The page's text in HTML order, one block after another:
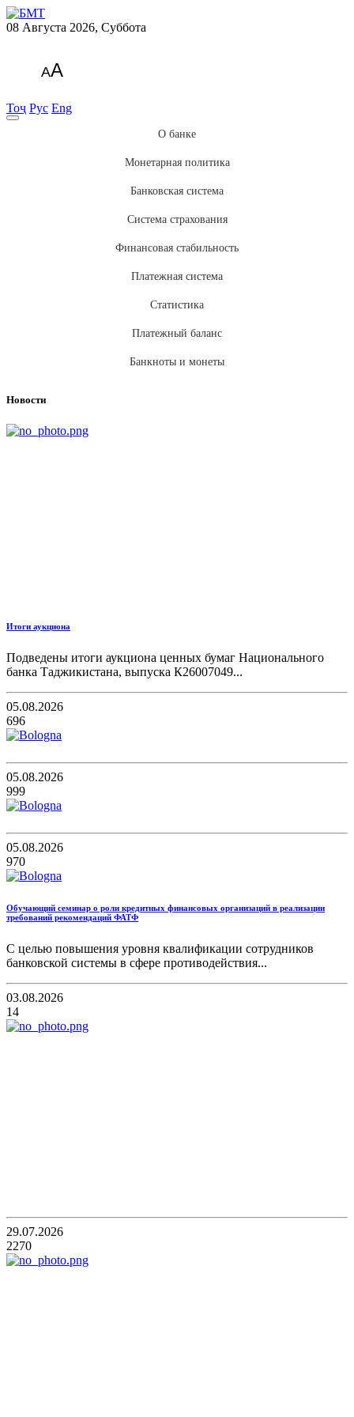
08 Августа 2026, Суббота
AA
Тоҷ Рус Eng
О банке
Монетарная политика
Банковская система
Система страхования
Финансовая стабильность
Платежная система
Статистика
Платежный баланс
Банкноты и монеты
Новости
Итоги аукциона
Подведены итоги аукциона ценных бумаг Национального
банка Таджикистана, выпуска К26007049...
05.08.2026
696
05.08.2026
999
05.08.2026
970
Обучающий семинар о роли кредитных финансовых организаций в реализации
требований рекомендаций ФАТФ
С целью повышения уровня квалификации сотрудников
банковской системы в сфере противодействия...
03.08.2026
14
29.07.2026
2270